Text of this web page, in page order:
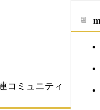
コミュニティ